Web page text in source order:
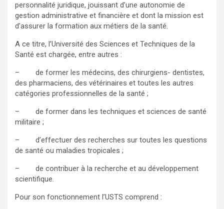
personnalité juridique, jouissant d’une autonomie de
gestion administrative et financière et dont la mission est
d’assurer la formation aux métiers de la santé.
A ce titre, l’Université des Sciences et Techniques de la
Santé est chargée, entre autres :
– de former les médecins, des chirurgiens- dentistes,
des pharmaciens, des vétérinaires et toutes les autres
catégories professionnelles de la santé ;
– de former dans les techniques et sciences de santé
militaire ;
– d’effectuer des recherches sur toutes les questions
de santé ou maladies tropicales ;
– de contribuer à la recherche et au développement
scientifique.
Pour son fonctionnement l’USTS comprend :